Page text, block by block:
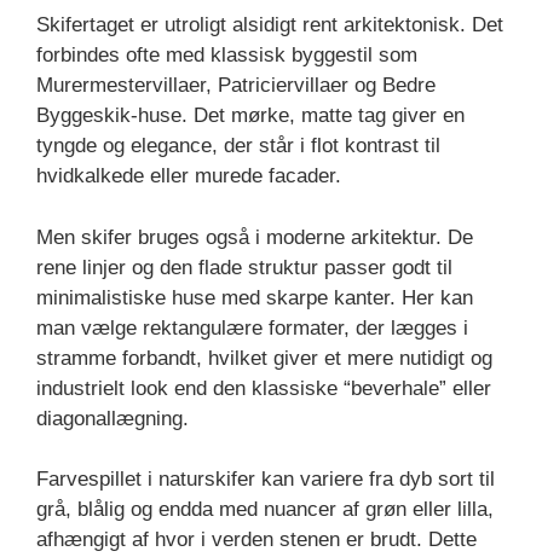
Skifertaget er utroligt alsidigt rent arkitektonisk. Det
forbindes ofte med klassisk byggestil som
Murermestervillaer, Patriciervillaer og Bedre
Byggeskik-huse. Det mørke, matte tag giver en
tyngde og elegance, der står i flot kontrast til
hvidkalkede eller murede facader.
Men skifer bruges også i moderne arkitektur. De
rene linjer og den flade struktur passer godt til
minimalistiske huse med skarpe kanter. Her kan
man vælge rektangulære formater, der lægges i
stramme forbandt, hvilket giver et mere nutidigt og
industrielt look end den klassiske “beverhale” eller
diagonallægning.
Farvespillet i naturskifer kan variere fra dyb sort til
grå, blålig og endda med nuancer af grøn eller lilla,
afhængigt af hvor i verden stenen er brudt. Dette